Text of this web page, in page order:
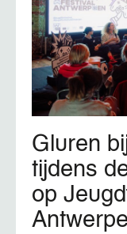
Gluren
tijdens
op